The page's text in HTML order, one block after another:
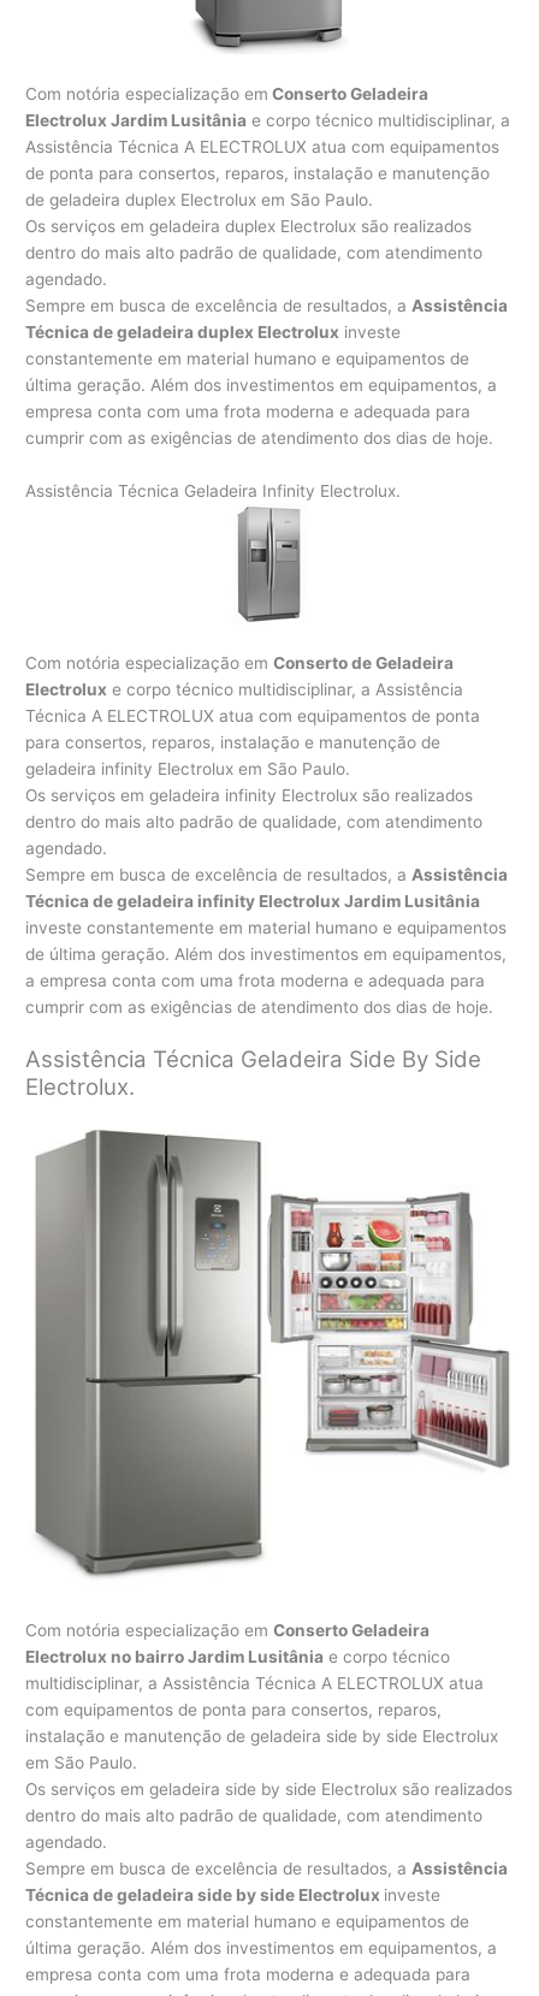
Com notória especialização em Conserto Geladeira
Electrolux Jardim Lusitânia e corpo técnico multidisciplinar, a
Assistência Técnica A ELECTROLUX atua com equipamentos
de ponta para consertos, reparos, instalação e manutenção
de geladeira duplex Electrolux em São Paulo.
Os serviços em geladeira duplex Electrolux são realizados
dentro do mais alto padrão de qualidade, com atendimento
agendado.
Sempre em busca de excelência de resultados, a Assistência
Técnica de geladeira duplex Electrolux investe
constantemente em material humano e equipamentos de
última geração. Além dos investimentos em equipamentos, a
empresa conta com uma frota moderna e adequada para
cumprir com as exigências de atendimento dos dias de hoje.
Assistência Técnica Geladeira Infinity Electrolux.
Com notória especialização emConserto de Geladeira
Electrolux e corpo técnico multidisciplinar, a Assistência
Técnica A ELECTROLUX atua com equipamentos de ponta
para consertos, reparos, instalação e manutenção de
geladeira infinity Electrolux em São Paulo.
Os serviços em geladeira infinity Electrolux são realizados
dentro do mais alto padrão de qualidade, com atendimento
agendado.
Sempre em busca de excelência de resultados, aAssistência
Técnica de geladeira infinity Electrolux Jardim Lusitânia
investe constantemente em material humano e equipamentos
de última geração. Além dos investimentos em equipamentos,
a empresa conta com uma frota moderna e adequada para
cumprir com as exigências de atendimento dos dias de hoje.
Assistência Técnica Geladeira Side By Side
Electrolux.
Com notória especialização emConserto Geladeira
Electrolux no bairro Jardim Lusitânia e corpo técnico
multidisciplinar, a Assistência Técnica A ELECTROLUX atua
com equipamentos de ponta para consertos, reparos,
instalação e manutenção de geladeira side by side Electrolux
em São Paulo.
Os serviços em geladeira side by side Electrolux são realizados
dentro do mais alto padrão de qualidade, com atendimento
agendado.
Sempre em busca de excelência de resultados, a Assistência
Técnica de geladeira side by side Electrolux investe
constantemente em material humano e equipamentos de
última geração. Além dos investimentos em equipamentos, a
empresa conta com uma frota moderna e adequada para